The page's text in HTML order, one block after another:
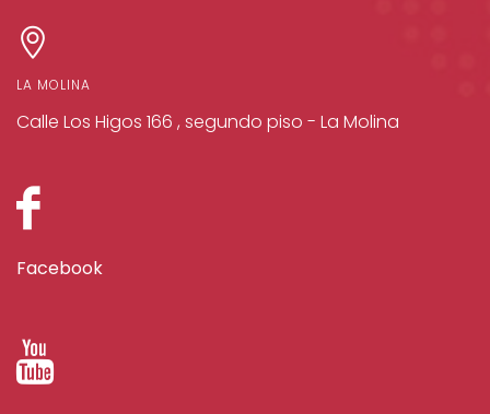
LA MOLINA
Calle Los Higos 166 , segundo piso - La Molina
Facebook